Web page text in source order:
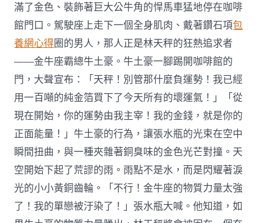
滿了金色、裝飾著巨大公牛角的悍馬車猛地停在咖啡
館門口。駕駛座上走下一個全身肌肉、戴著鑽石項包
養網心得圈的男人，那人正是林天秤的狂熱追求者
——金牛座霸總牛土豪。牛土豪一腳踢開咖啡館的
門，大聲宣布：「天秤！別管那什麼負運勢！我已經
用一百噸的純金箔買下了今天所有的壞運氣！」「從
現在開始，你的運勢由我主宰！我的金錢，就是你的
正面能量！」牛土豪的行為，讓張水瓶的光束在空中
瞬間扭曲，與一種夾雜著銅臭味的金色光芒對撞。天
空開始下起了荒謬的雨。雨點不是水，而是閃耀著淚
光的小小黃銅齒輪。「不行！金牛座的物質力量太強
了！我的單戀被汙染了！」張水瓶大喊。他知道，如